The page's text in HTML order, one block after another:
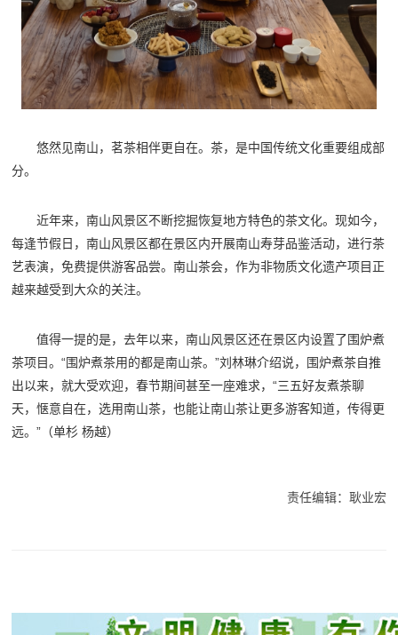
悠然见南山，茗茶相伴更自在。茶，是中国传统文化重要组成部
分。
近年来，南山风景区不断挖掘恢复地方特色的茶文化。现如今，
每逢节假日，南山风景区都在景区内开展南山寿芽品鉴活动，进行茶
艺表演，免费提供游客品尝。南山茶会，作为非物质文化遗产项目正
越来越受到大众的关注。
值得一提的是，去年以来，南山风景区还在景区内设置了围炉煮
茶项目。“围炉煮茶用的都是南山茶。”刘林琳介绍说，围炉煮茶自推
出以来，就大受欢迎，春节期间甚至一座难求，“三五好友煮茶聊
天，惬意自在，选用南山茶，也能让南山茶让更多游客知道，传得更
远。”（单杉 杨越）
责任编辑：耿业宏